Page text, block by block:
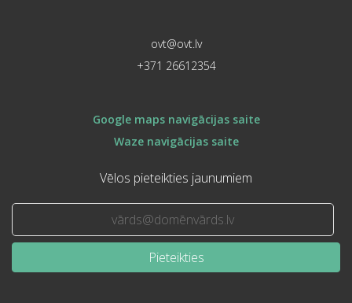
ovt@ovt.lv
+371 26612354
Google maps navigācijas saite
Waze navigācijas saite
Vēlos pieteikties jaunumiem
Pieteikties